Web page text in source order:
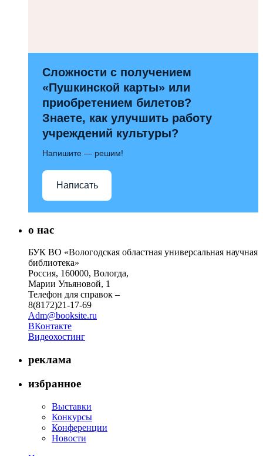
Сложности с получением
«Пушкинской карты» или
приобретением билетов?
Знаете, как улучшить работу
учреждений культуры?
Напишите — решим!
Написать
о нас
БУК ВО «Вологодская областная универсальная научная
библиотека»
Россия, 160000, Вологда,
Марии Ульяновой, 1
Телефон для справок –
8(8172)21-17-69
Adm@booksite.ru
ВКонтакте
Видеохостинг
реклама
избранное
Выставки
Конкурсы
Конференции
Новости